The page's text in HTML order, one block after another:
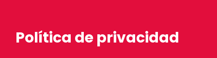
Política de privacidad